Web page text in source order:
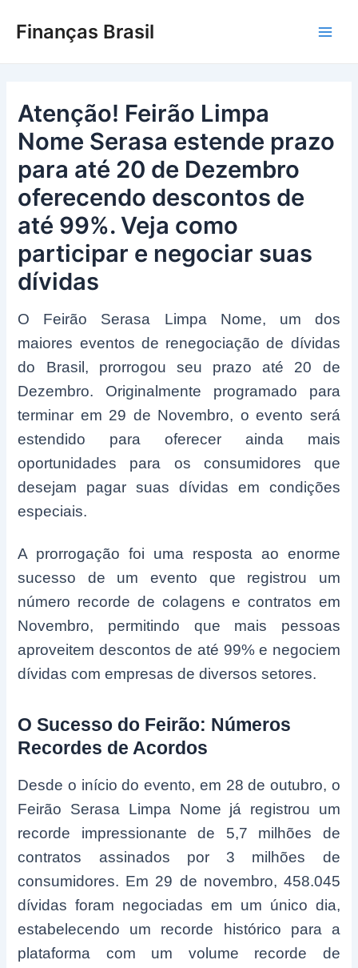
paraFinanças Brasil
Atenção! Feirão Limpa
Nome Serasa estende prazo
para até 20 de Dezembro
oferecendo descontos de
até 99%. Veja como
participar e negociar suas
dívidas
O Feirão Serasa Limpa Nome, um dos
maiores eventos de renegociação de dívidas
do Brasil, prorrogou seu prazo até 20 de
Dezembro. Originalmente programado para
terminar em 29 de Novembro, o evento será
estendido para oferecer ainda mais
oportunidades para os consumidores que
desejam pagar suas dívidas em condições
especiais.
A prorrogação foi uma resposta ao enorme
sucesso de um evento que registrou um
número recorde de colagens e contratos em
Novembro, permitindo que mais pessoas
aproveitem descontos de até 99% e negociem
dívidas com empresas de diversos setores.
O Sucesso do Feirão: Números
Recordes de Acordos
Desde o início do evento, em 28 de outubro, o
Feirão Serasa Limpa Nome já registrou um
recorde impressionante de 5,7 milhões de
contratos assinados por 3 milhões de
consumidores. Em 29 de novembro, 458.045
dívidas foram negociadas em um único dia,
estabelecendo um recorde histórico para a
plataforma com um volume recorde de